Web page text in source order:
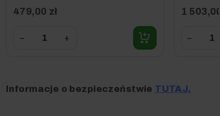
litowo-jonowy
479,00 zł
− +
1
−
Informacje o bezpieczeństwie TUTAJ.